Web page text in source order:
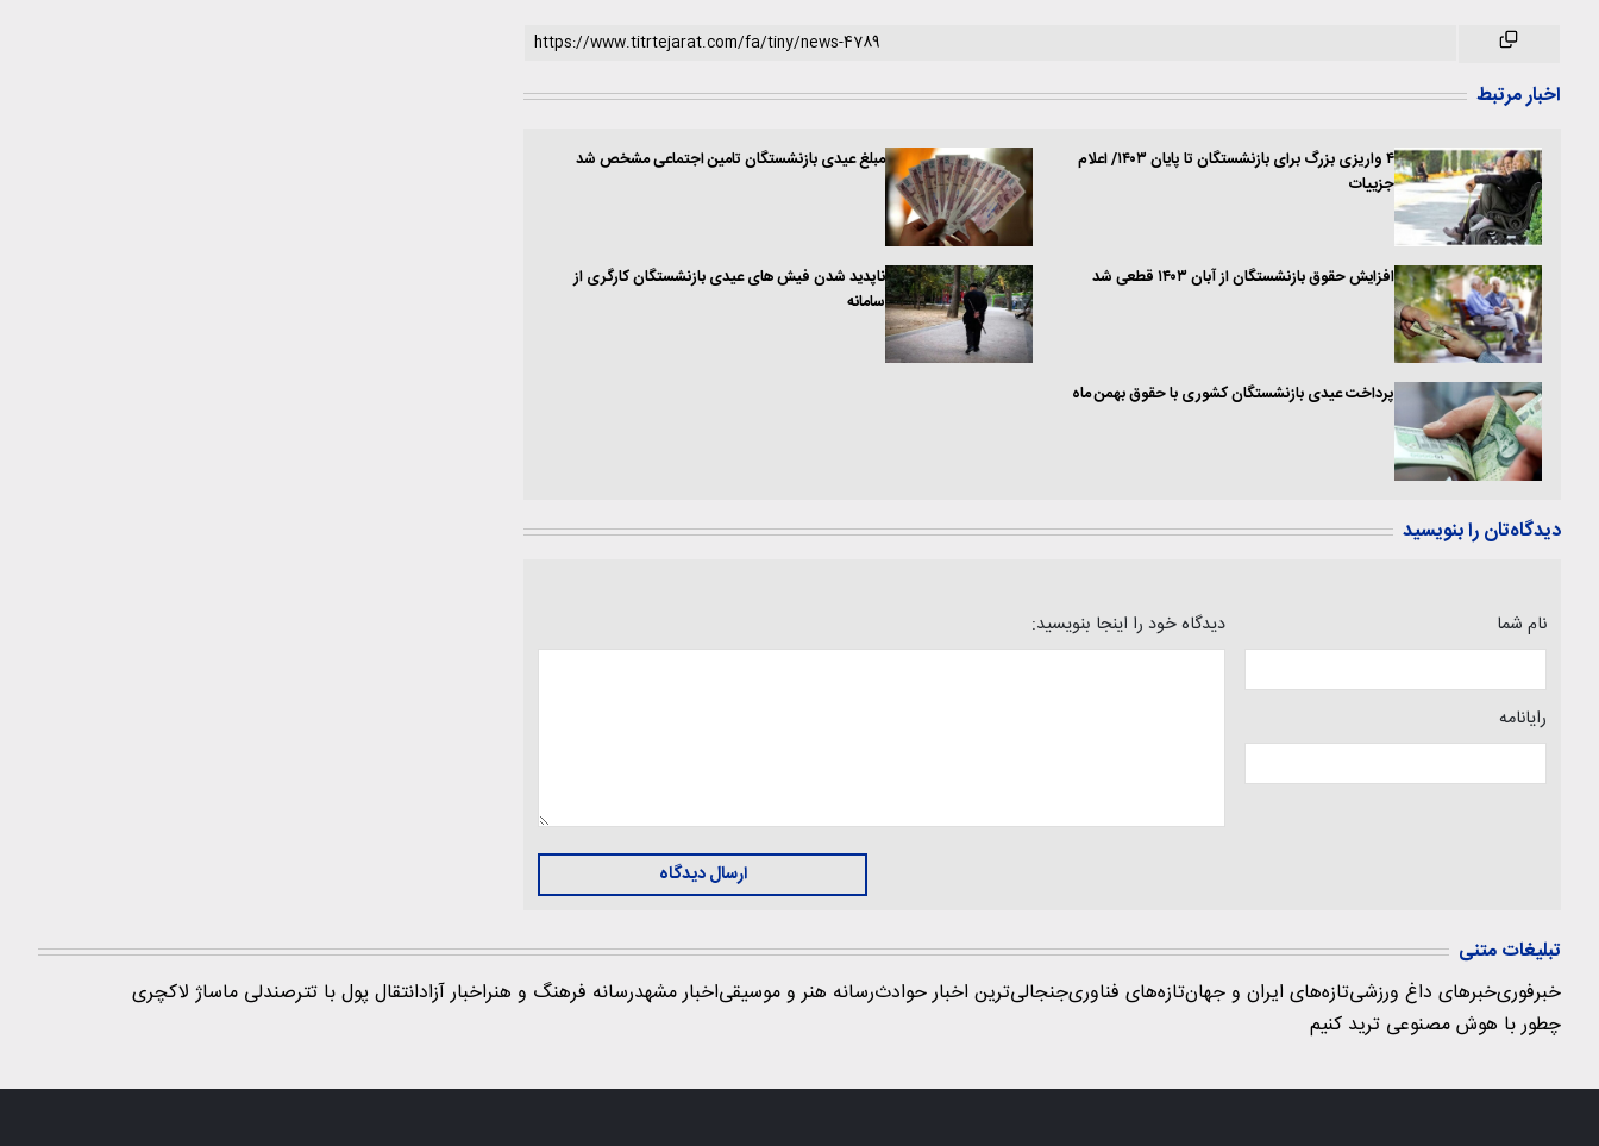
اخبار مرتبط
۴ واریزی بزرگ برای بازنشستگان تا پایان ۱۴۰۳/ اعلام
جزییات
مبلغ عیدی بازنشستگان تامین اجتماعی مشخص شد
افزایش حقوق بازنشستگان از آبان ۱۴۰۳ قطعی شد
ناپدید شدن فیش های عیدی بازنشستگان کارگری از
سامانه
پرداخت عیدی بازنشستگان کشوری با حقوق بهمن ماه
دیدگاه‌تان را بنویسید
نام شما
رایانامه
دیدگاه خود را اینجا بنویسید:
ارسال دیدگاه
تبلیغات متنی
خبرفوریخبرهای داغ ورزشیتازه‌های ایران و جهانتازه‌های فناوریجنجالی‌ترین اخبار حوادثرسانه هنر و موسیقیاخبار مشهدرسانه فرهنگ و هنراخبار آزادانتقال پول با تترصندلی ماساژ لاکچری
چطور با هوش مصنوعی ترید کنیم